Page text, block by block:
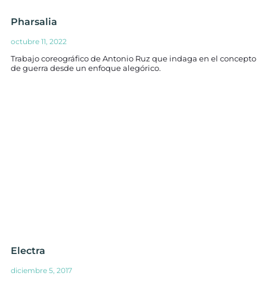
Pharsalia
octubre 11, 2022
Trabajo coreográfico de Antonio Ruz que indaga en el concepto
de guerra desde un enfoque alegórico.
Electra
diciembre 5, 2017